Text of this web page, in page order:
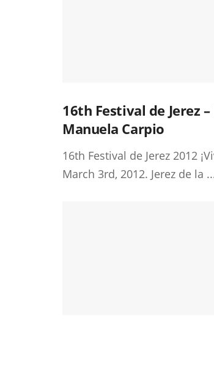
16th Festival de Jerez
Manuela Carpio
16th Festival de Jerez 2012
March 3rd, 2012. Jerez de la